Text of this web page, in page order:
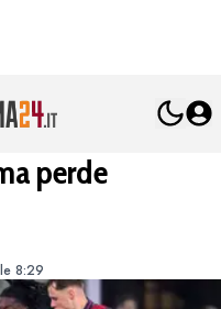
perde
8:29